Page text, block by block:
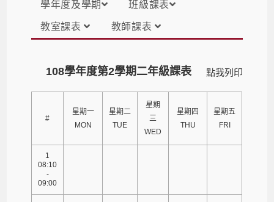
學年度及學期 班級課表
教室課表 教師課表
點我列印
108學年度第2學期二年級課表
#
星期一
MON
星期二
TUE
星期
三
WED
星期四
THU
星期五
FRI
1
08:10
-
09:00